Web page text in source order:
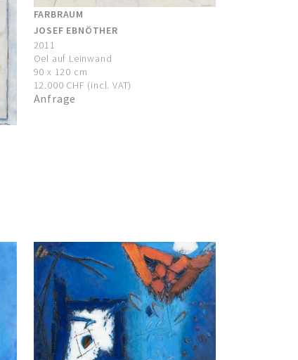
FARBRAUM
JOSEF EBNÖTHER
2011
Oel auf Leinwand
90 x 120 cm
12.000 CHF (incl. VAT)
Anfrage